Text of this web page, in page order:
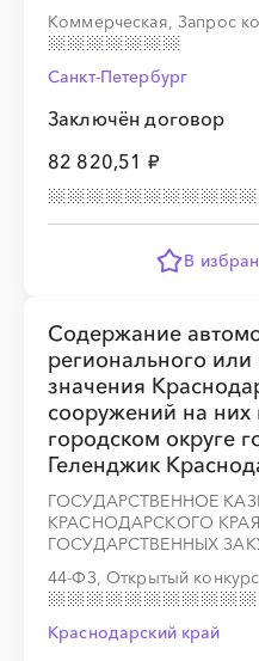
Коммерческая, Запрос
Санкт-Петербург
Заключён договор
82 820,51 ₽
В
Содержание
регионального
значения
сооружений на них
городском округе
Геленджик
ГОСУДАРСТВЕННОЕ
КРАСНОДАРСКОГО
ГОСУДАРСТВЕННЫХ
44-ФЗ, Открытый конкурс
Краснодарский край